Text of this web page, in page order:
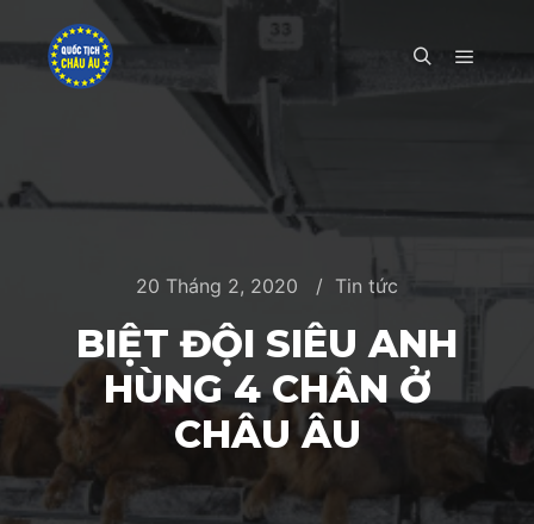
20 Tháng 2, 2020 Tin tức
BIỆT ĐỘI SIÊU ANH
HÙNG 4 CHÂN Ở
CHÂU ÂU